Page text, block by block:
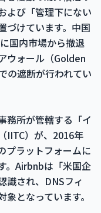
よび「管理下にない
づけています。中国
国内市場から撤退
ウォール（Golden
の遮断が行われてい
務所が管轄する「イ
IITC）が、2016年
プラットフォームに
。Airbnbは「米国企
識され、DNSフィ
となっています。